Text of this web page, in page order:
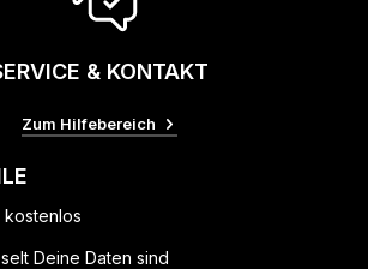
& KONTAKT
Zum Hilfebereich
kostenlos
Deine Daten sind